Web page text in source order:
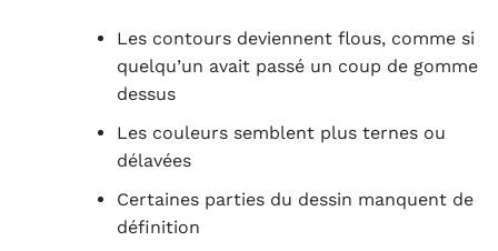
Les contours deviennent flous, comme si
quelqu’un avait passé un coup de gomme
dessus
Les couleurs semblent plus ternes ou
délavées
Certaines parties du dessin manquent de
définition